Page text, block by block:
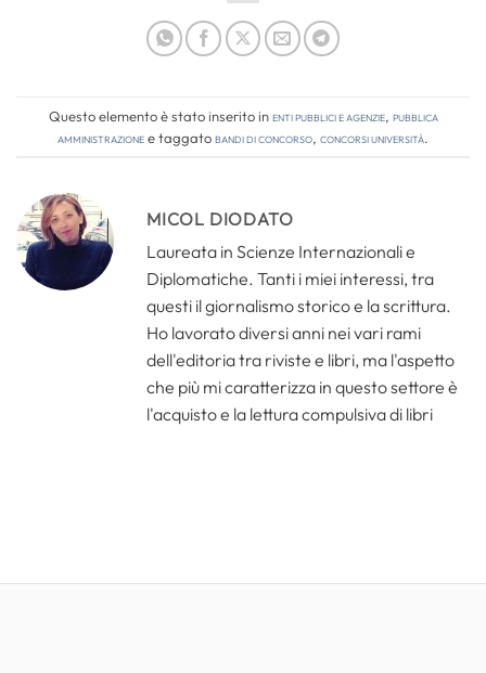
Questo elemento è stato inserito inEnti pubblici e agenzie, Pubblica
amministrazionee taggatobandi di concorso, concorsi università.
MICOL DIODATO
Laureata in Scienze Internazionali e
Diplomatiche. Tanti i miei interessi, tra
questi il giornalismo storico e la scrittura.
Ho lavorato diversi anni nei vari rami
dell'editoria tra riviste e libri, ma l'aspetto
che più mi caratterizza in questo settore è
l'acquisto e la lettura compulsiva di libri